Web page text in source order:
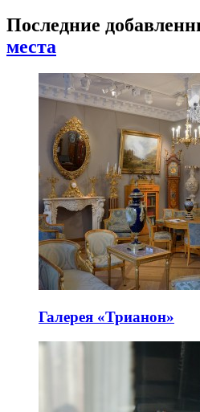
Последние
места
Галерея «Трианон»